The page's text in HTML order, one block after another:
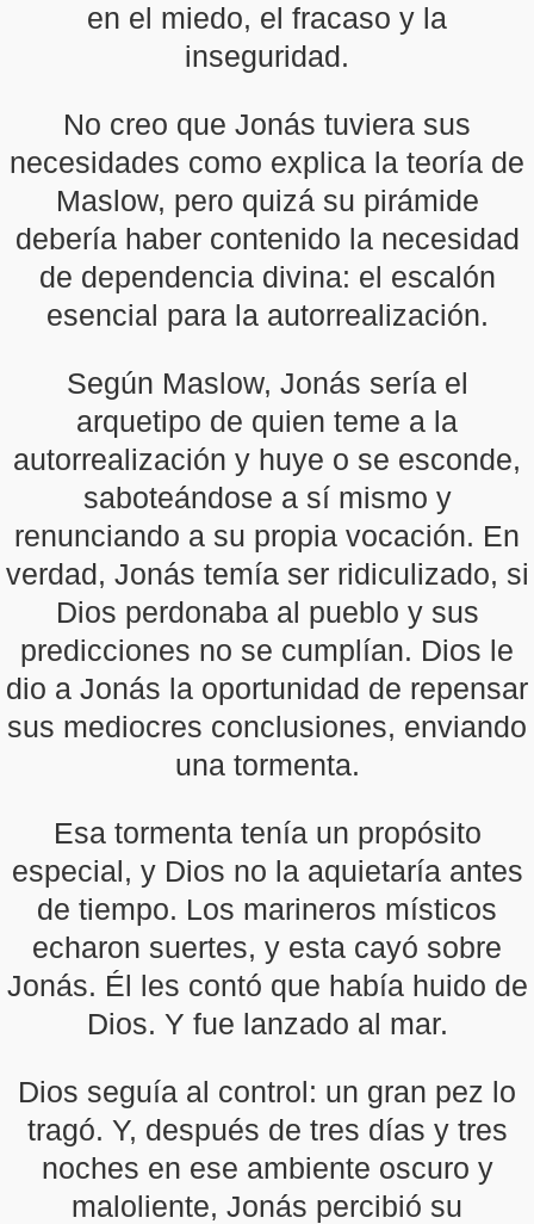
en el miedo, el fracaso y la
inseguridad.
No creo que Jonás tuviera sus
necesidades como explica la teoría de
Maslow, pero quizá su pirámide
debería haber contenido la necesidad
de dependencia divina: el escalón
esencial para la autorrealización.
Según Maslow, Jonás sería el
arquetipo de quien teme a la
autorrealización y huye o se esconde,
saboteándose a sí mismo y
renunciando a su propia vocación. En
verdad, Jonás temía ser ridiculizado, si
Dios perdonaba al pueblo y sus
predicciones no se cumplían. Dios le
dio a Jonás la oportunidad de repensar
sus mediocres conclusiones, enviando
una tormenta.
Esa tormenta tenía un propósito
especial, y Dios no la aquietaría antes
de tiempo. Los marineros místicos
echaron suertes, y esta cayó sobre
Jonás. Él les contó que había huido de
Dios. Y fue lanzado al mar.
Dios seguía al control: un gran pez lo
tragó. Y, después de tres días y tres
noches en ese ambiente oscuro y
maloliente, Jonás percibió su